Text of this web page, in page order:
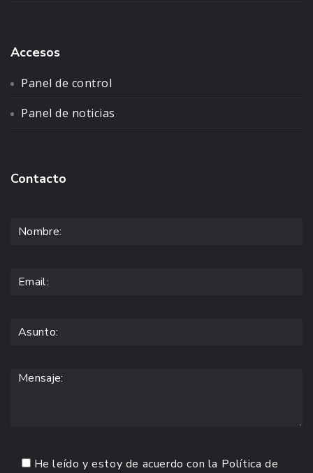
Accesos
Panel de control
Panel de noticias
Contacto
He leído y estoy de acuerdo con la Política de